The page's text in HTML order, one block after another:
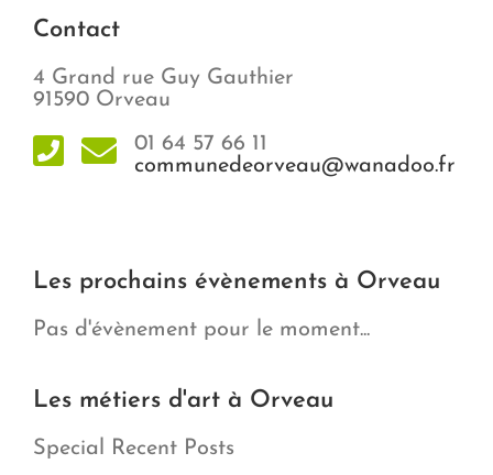
Contact
4 Grand rue Guy Gauthier
91590 Orveau
01 64 57 66 11
communedeorveau@wanadoo.fr
Les prochains évènements à Orveau
Pas d'évènement pour le moment...
Les métiers d'art à Orveau
Special Recent Posts